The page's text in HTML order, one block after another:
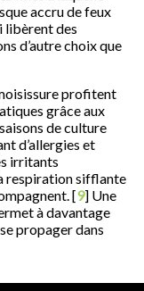
accru de feux
libèrent des
d’autre choix que
profitent
grâce aux
de culture
d’allergies et
irritants
respiration sifflante
[9] Une
à davantage
propager dans